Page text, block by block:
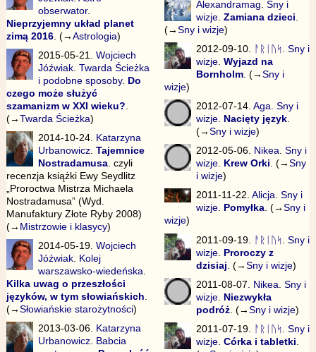
obserwator.
Nieprzyjemny układ planet
zimą 2016. (→Astrologia)
2015-05-21.Wojciech
Jóźwiak .Twarda Ścieżka
i podobne sposoby. Do
czego może służyć
szamanizm w XXI wieku?
(→Twarda Ścieżka)
2014-10-24. Katarzyna
Urbanowicz .Tajemnice
Nostradamusa . czyli
recenzja książki Ewy Seydlitz
„Proroctwa Mistrza Michaela
Nostradamusa” (Wyd.
Manufaktury Złote Ryby 2008)
(→ Mistrzowie i klasycy)
2014-05-19.Wojciech
Jóźwiak Kolej
warszawsko-wiedeńska
Kilka uwag o przeszłości
języków, w tym słowiańskich
(→Słowiańskie starożytności)
2013-03-06. Katarzyna
Urbanowicz. Babcia
Alexandramag .Sny i
wizje .Zamiana dzieci
(→Sny i wizje)
2012-09-10.
ᚨᚱᛁᚢᛋ .Sny i
wizje .Wyjazd na
Bornholm . (→Sny i
wizje)
2012-07-14.Aga .Sny i
wizje Nacięty język
(→Sny i wizje)
2012-05-06. Nikea.Sny i
wizje. Krew Orki. (→Sny
i wizje)
2011-11-22.Alicja.Sny i
wizje. Pomyłka. (→Sny i
wizje)
2011-09-19.
ᚨᚱᛁᚢᛋ .Sny i
wizje Proroczy z
dzisiaj . (→Sny i wizje)
2011-08-07. Nikea .Sny i
wizje Niezwykła
podróż . (→Sny i wizje)
2011-07-19.
ᚨᚱᛁᚢᛋ .Sny i
wizje .Córka i tabletki